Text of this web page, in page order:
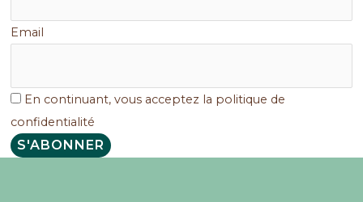
Email
En continuant, vous acceptez la politique de
confidentialité